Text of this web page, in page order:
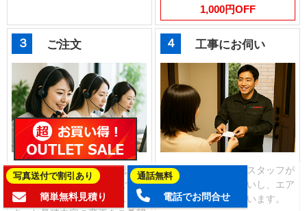
1,000円OFF
３ ご注文
お客様マイページでご確認いた
だいたお見積り画面からご注文
のお手続きをお願いいたしま
４ 工事にお伺い
商品の手配後、工事スタッフが
ご予約の日時にお伺いし、エア
コンの交換工事を行います。
写真送付で割引あり
簡単無料見積り
通話無料
電話でお問合せ